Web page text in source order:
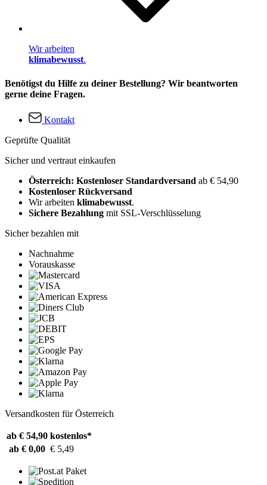
Wir arbeiten
klimabewusst.
Benötigst du Hilfe zu deiner Bestellung? Wir beantworten
gerne deine Fragen.
Kontakt
Geprüfte Qualität
Sicher und vertraut einkaufen
Österreich: Kostenloser Standardversand ab € 54,90
Kostenloser Rückversand
Wir arbeiten klimabewusst.
Sichere Bezahlung mit SSL-Verschlüsselung
Sicher bezahlen mit
Nachnahme
Vorauskasse
Versandkosten für Österreich
ab € 54,90 kostenlos*
ab € 0,00 € 5,49